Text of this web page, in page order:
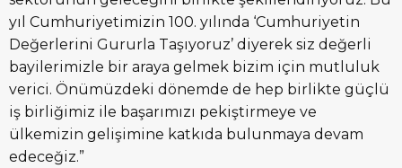
yıl Cumhuriyetimizin 100. yılında ‘Cumhuriyetin
Değerlerini Gururla Taşıyoruz’ diyerek siz değerli
bayilerimizle bir araya gelmek bizim için mutluluk
verici. Önümüzdeki dönemde de hep birlikte güçlü
iş birliğimiz ile başarımızı pekiştirmeye ve
ülkemizin gelişimine katkıda bulunmaya devam
edeceğiz.”